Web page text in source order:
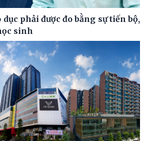
phải được đo bằng sự tiến bộ,
sinh